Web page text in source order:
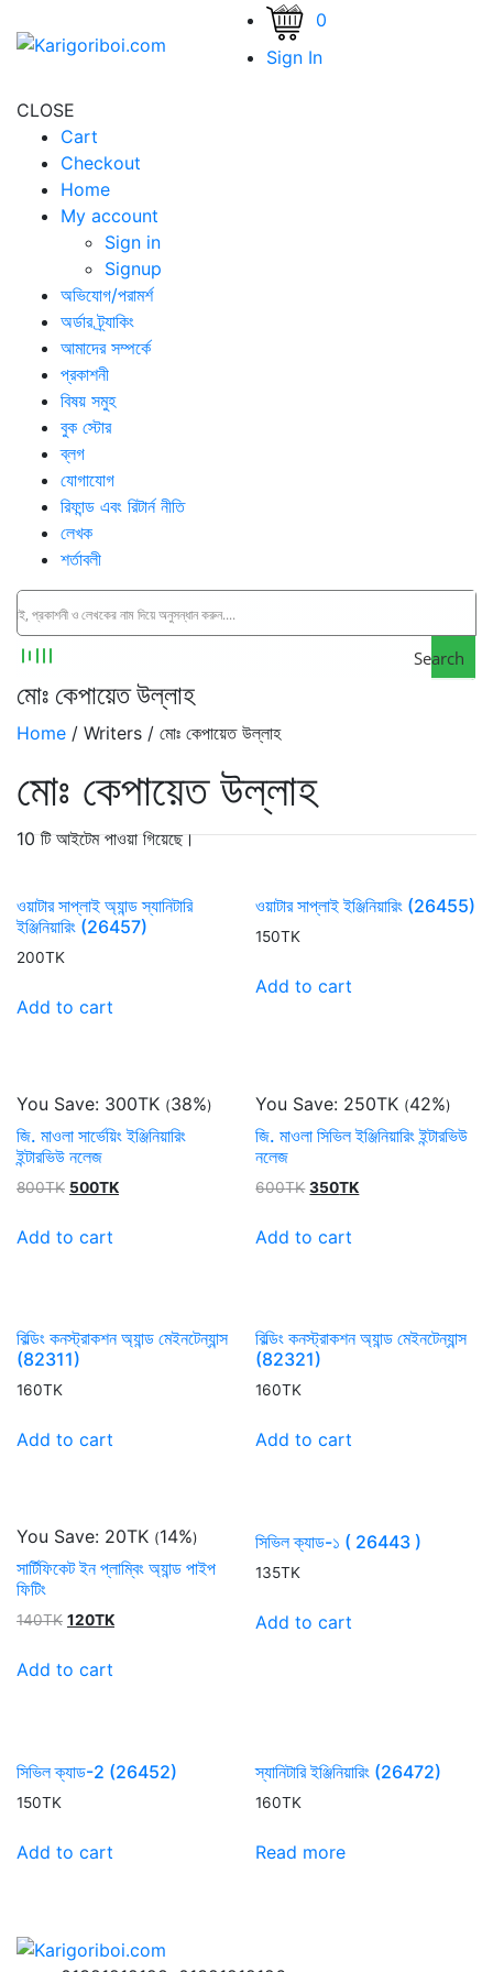
0
Sign In
CLOSE
Cart
Checkout
Home
My account
Sign in
Signup
অভিযোগ/পরামর্শ
অর্ডার ট্র্যাকিং
আমাদের সম্পর্কে
প্রকাশনী
বিষয় সমুহ
বুক স্টোর
ব্লগ
যোগাযোগ
রিফান্ড এবং রিটার্ন নীতি
লেখক
শর্তাবলী
Search
মোঃ কেপায়েত উল্লাহ
Home / Writers / মোঃ কেপায়েত উল্লাহ
মোঃ কেপায়েত উল্লাহ
10 টি আইটেম পাওয়া গিয়েছে।
ওয়াটার সাপ্লাই অ্যান্ড স্যানিটারি
ইঞ্জিনিয়ারিং (26457)
200TK
Add to cart
ওয়াটার সাপ্লাই ইঞ্জিনিয়ারিং (26455)
150TK
Add to cart
You Save: 300TK (38%)
জি. মাওলা সার্ভেয়িং ইঞ্জিনিয়ারিং
ইন্টারভিউ নলেজ
800TK Original
was:
500TKCurrent
Add to cart
You Save: 250TK (42%)
জি. মাওলা সিভিল ইঞ্জিনিয়ারিং ইন্টারভিউ
নলেজ
600TK Original
was:
350TKCurrent
Add to cart
বিল্ডিং কনস্ট্রাকশন অ্যান্ড মেইনটেন্যান্স
(82311)
160TK
Add to cart
বিল্ডিং কনস্ট্রাকশন অ্যান্ড মেইনটেন্যান্স
(82321)
160TK
Add to cart
You Save: 20TK (14%)
সার্টিফিকেট ইন প্লাম্বিং অ্যান্ড পাইপ
ফিটিং
140TK Original
was:
120TKCurrent
Add to cart
সিভিল ক্যাড-১ ( 26443 )
135TK
Add to cart
সিভিল ক্যাড-2 (26452)
150TK
Add to cart
স্যানিটারি ইঞ্জিনিয়ারিং (26472)
160TK
Read more